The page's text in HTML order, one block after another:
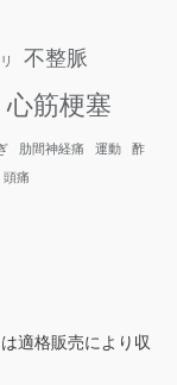
不整脈
心筋梗塞
肋間神経痛 運動
酢
頭痛
適格販売により収